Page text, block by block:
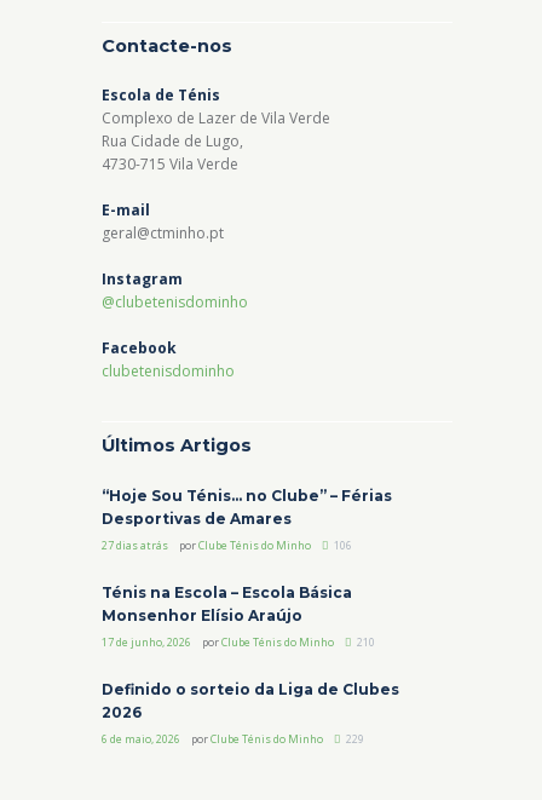
Contacte-nos
Escola de Ténis
Complexo de Lazer de Vila Verde
Rua Cidade de Lugo,
4730-715 Vila Verde
E-mail
geral@ctminho.pt
Instagram
@clubetenisdominho
Facebook
clubetenisdominho
Últimos Artigos
“Hoje Sou Ténis… no Clube” – Férias
Desportivas de Amares
27 dias atrás porClube Ténis do Minho 106
Ténis na Escola – Escola Básica
Monsenhor Elísio Araújo
17 de junho, 2026 porClube Ténis do Minho 210
Definido o sorteio da Liga de Clubes
2026
6 de maio, 2026 porClube Ténis do Minho 229